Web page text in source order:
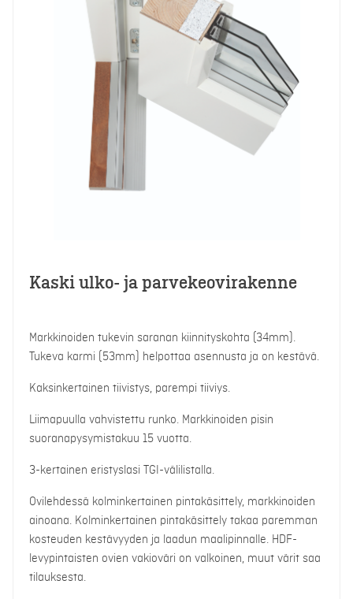
Kaski ulko- ja parvekeovirakenne
Markkinoiden tukevin saranan kiinnityskohta (34mm).
Tukeva karmi (53mm) helpottaa asennusta ja on kestävä.
Kaksinkertainen tiivistys, parempi tiiviys.
Liimapuulla vahvistettu runko. Markkinoiden pisin
suoranapysymistakuu 15 vuotta.
3-kertainen eristyslasi TGI-välilistalla.
Ovilehdessä kolminkertainen pintakäsittely, markkinoiden
ainoana. Kolminkertainen pintakäsittely takaa paremman
kosteuden kestävyyden ja laadun maalipinnalle. HDF-
levypintaisten ovien vakioväri on valkoinen, muut värit saa
tilauksesta.